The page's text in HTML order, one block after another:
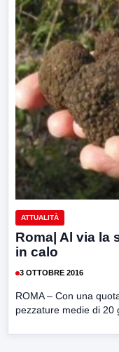
ATTUALITÀ
Roma| Al via la
in calo
3 OTTOBRE 2016
ROMA – Con una
pezzature medie di 20